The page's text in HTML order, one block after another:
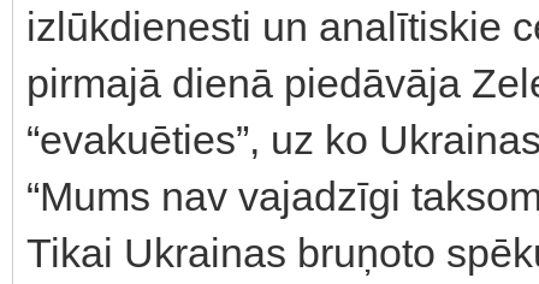
izlūkdienesti un analītiskie
pirmajā dienā piedāvāja
“evakuēties”, uz ko
“Mums nav vajadzīgi
Tikai Ukrainas bruņoto